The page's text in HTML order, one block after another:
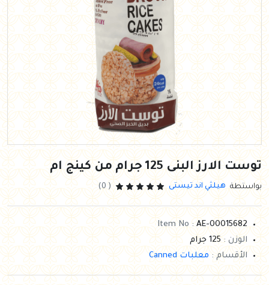
توست الارز البنى 125 جرام من كينج ام
بواستطة هيلثي اند تيستى ( 0)
Item No :AE-00015682
الوزن :125 جرام
الأقسام : معلبات Canned